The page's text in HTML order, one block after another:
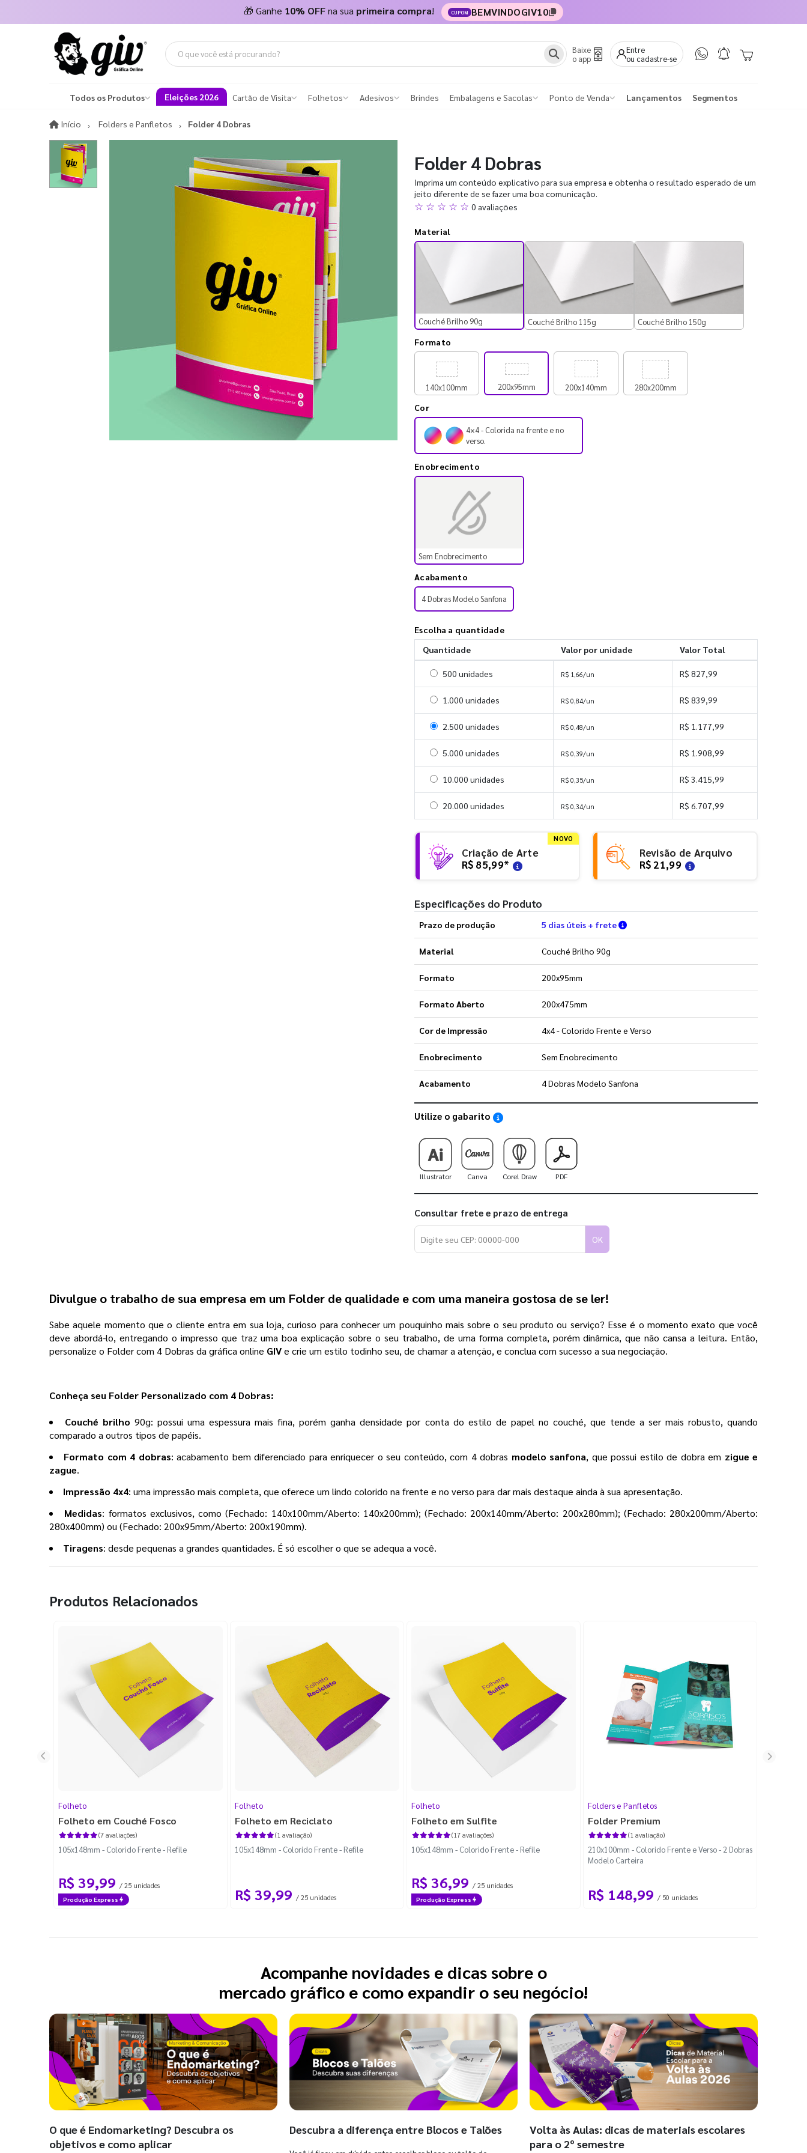
🎁 Ganhe 10% OFFna sua primeira compra! CUPOM BEMVINDOGIV10
Baixe
o app
Entre
ou cadastre-se
Todos os Produtos Eleições 2026 Cartão de Visita Folhetos Adesivos Brindes Embalagens e Sacolas Ponto de Venda Lançamentos Segmentos
Início InícioFolders e Panfletos Folder 4 Dobras
Folder 4 Dobras
Imprima um conteúdo explicativo para sua empresa e obtenha o resultado esperado de um
jeito diferente de se fazer uma boa comunicação.
☆ ☆ ☆ ☆ ☆ 0 avaliações
Material
Couché Brilho 90g Couché Brilho 115g Couché Brilho 150g
Formato
140x100mm 200x95mm 200x140mm 280x200mm
Cor
4×4 - Colorida na frente e no
verso.
Enobrecimento
Sem Enobrecimento
Acabamento
4 Dobras Modelo Sanfona
Escolha a quantidade
Quantidade
Valor por unidade Valor Total
Selecionar 500 unidades
500 unidades R$ 1,66/un R$ 827,99
Selecionar 1000 unidades
1.000 unidades R$ 0,84/un R$ 839,99
Selecionar 2500 unidades
2.500 unidades R$ 0,48/un R$ 1.177,99
Selecionar 5000 unidades
5.000 unidades R$ 0,39/un R$ 1.908,99
Selecionar 10000 unidades
10.000 unidades R$ 0,35/un R$ 3.415,99
Selecionar 20000 unidades
20.000 unidades R$ 0,34/un R$ 6.707,99
NOVO
Criação de Arte
R$ 85,99*
Revisão de Arquivo
R$ 21,99
Especificações do Produto
Prazo de produção 5 dias úteis + frete Verifique as condições de entrega
Material Couché Brilho 90g
Formato 200x95mm
Formato Aberto 200x475mm
Cor de Impressão 4x4 - Colorido Frente e Verso
Enobrecimento Sem Enobrecimento
Acabamento 4 Dobras Modelo Sanfona
Utilize o gabarito Saiba como utilizar os nossos gabaritos
Illustrator Canva Corel Draw PDF
Consultar frete e prazo de entrega
OK
Divulgue o trabalho de sua empresa em um Folder de qualidade e com uma maneira gostosa de se ler!
Sabe aquele momento que o cliente entra em sua loja, curioso para conhecer um pouquinho mais sobre o seu produto ou serviço? Esse é o momento exato que você
deve abordá-lo, entregando o impresso que traz uma boa explicação sobre o seu trabalho, de uma forma completa, porém dinâmica, que não cansa a leitura. Então,
personalize o Folder com 4 Dobras da gráfica online GIVe crie um estilo todinho seu, de chamar a atenção, e conclua com sucesso a sua negociação.
Conheça seu Folder Personalizado com 4 Dobras:
Couché brilho 90g: possui uma espessura mais fina, porém ganha densidade por conta do estilo de papel no couché, que tende a ser mais robusto, quando
comparado a outros tipos de papéis.
Formato com 4 dobras: acabamento bem diferenciado para enriquecer o seu conteúdo, com 4 dobras modelo sanfona, que possui estilo de dobra em zigue e
zague.
Impressão 4x4: uma impressão mais completa, que oferece um lindo colorido na frente e no verso para dar mais destaque ainda à sua apresentação.
Medidas: formatos exclusivos, como(Fechado: 140x100mm/Aberto: 140x200mm); (Fechado: 200x140mm/Aberto: 200x280mm); (Fechado: 280x200mm/Aberto:
280x400mm) ou (Fechado: 200x95mm/Aberto: 200x190mm).
Tiragens: desde pequenas a grandes quantidades. É só escolher o que se adequa a você.
Produtos Relacionados
Folheto
Folheto em Couché Fosco
(7 avaliações)
105x148mm - Colorido Frente - Refile
R$ 39,99 / 25 unidades
Produção Express
Folheto
Folheto em Reciclato
(1 avaliação)
105x148mm - Colorido Frente - Refile
R$ 39,99 / 25 unidades
Folheto
Folheto em Sulfite
(17 avaliações)
105x148mm - Colorido Frente - Refile
R$ 36,99 / 25 unidades
Produção Express
Folders e Panfletos
Folder Premium
(1 avaliação)
210x100mm - Colorido Frente e Verso - 2 Dobras
Modelo Carteira
R$ 148,99 / 50 unidades
Acompanhe novidades e dicas sobre o
mercado gráfico e como expandir o seu negócio!
O que é Endomarketing? Descubra os
objetivos e como aplicar
Descubra a diferença entre Blocos e Talões
Volta às Aulas: dicas de materiais escolares
para o 2º semestre